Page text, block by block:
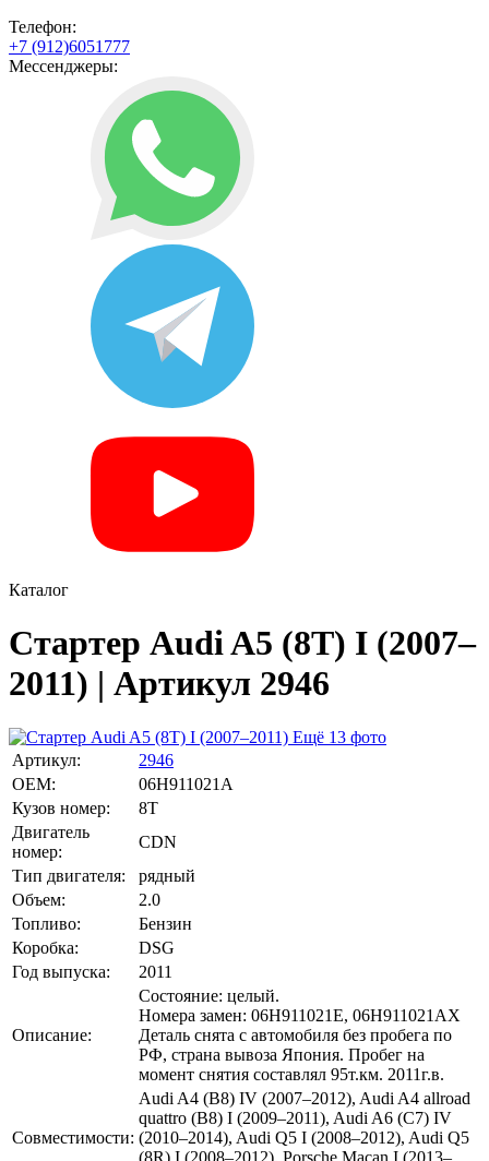
Телефон:
+7 (912)6051777
Мессенджеры:
Каталог
Стартер Audi A5 (8T) I (2007–
2011) | Артикул 2946
Ещё 13 фото
Артикул:
2946
OEM:
06H911021A
Кузов номер:
8T
Двигатель
номер:
CDN
Тип двигателя:
рядный
Объем:
2.0
Топливо:
Бензин
Коробка:
DSG
Год выпуска:
2011
Описание:
Состояние: целый.
Номера замен: 06H911021E, 06H911021AX
Деталь снята с автомобиля без пробега по
РФ, страна вывоза Япония. Пробег на
момент снятия составлял 95т.км. 2011г.в.
Совместимости:
Audi A4 (B8) IV (2007–2012), Audi A4 allroad
quattro (B8) I (2009–2011), Audi A6 (C7) IV
(2010–2014), Audi Q5 I (2008–2012), Audi Q5
(8R) I (2008–2012), Porsche Macan I (2013–